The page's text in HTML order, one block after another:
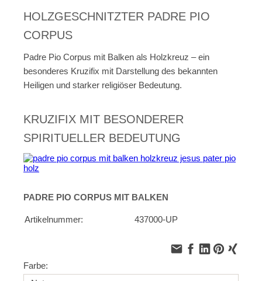
HOLZGESCHNITZTER PADRE PIO
CORPUS
Padre Pio Corpus mit Balken als Holzkreuz – ein
besonderes Kruzifix mit Darstellung des bekannten
Heiligen und starker religiöser Bedeutung.
KRUZIFIX MIT BESONDERER
SPIRITUELLER BEDEUTUNG
PADRE PIO CORPUS MIT BALKEN
Artikelnummer: 437000-UP
Farbe: